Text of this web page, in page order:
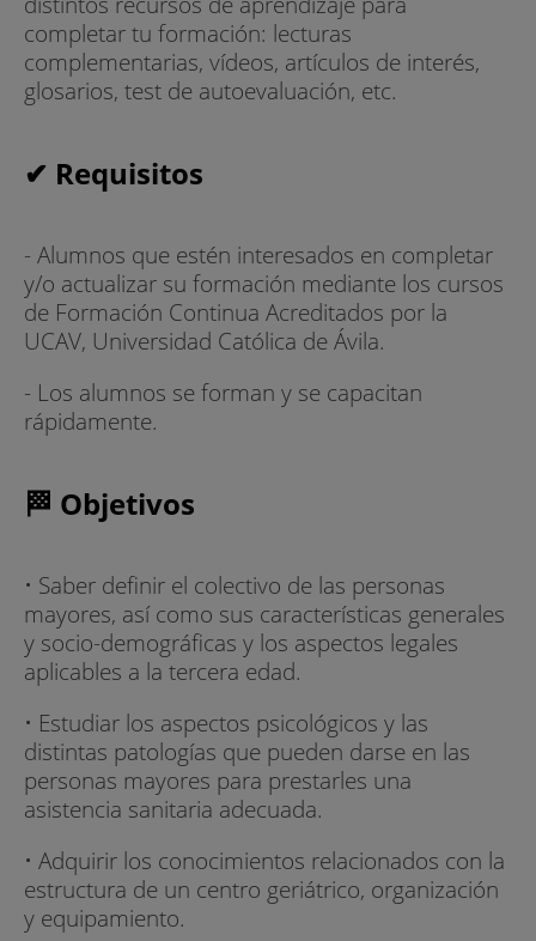
completar tu formación: lecturas
complementarias, vídeos, artículos de interés,
glosarios, test de autoevaluación, etc.
✔ Requisitos
- Alumnos que estén interesados en completar
y/o actualizar su formación mediante los cursos
de Formación Continua Acreditados por la
UCAV, Universidad Católica de Ávila.
- Los alumnos se forman y se capacitan
rápidamente.
🏁 Objetivos
• Saber definir el colectivo de las personas
mayores, así como sus características generales
y socio-demográficas y los aspectos legales
aplicables a la tercera edad.
• Estudiar los aspectos psicológicos y las
distintas patologías que pueden darse en las
personas mayores para prestarles una
asistencia sanitaria adecuada.
• Adquirir los conocimientos relacionados con la
estructura de un centro geriátrico, organización
y equipamiento.